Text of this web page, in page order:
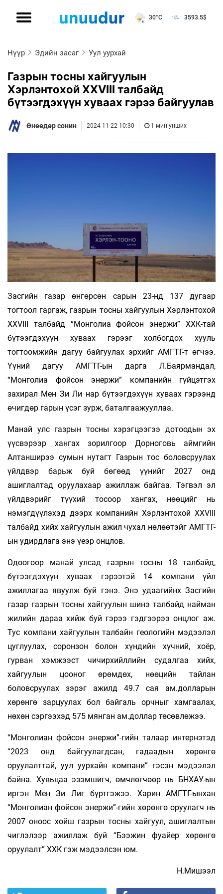
30°C 3593.5$
Нүүр Эдийн засаг Уул уурхай
Газрын тосны хайгуулын
Хэрлэнтохой XXVIII талбайд
бүтээгдэхүүн хуваах гэрээ байгуулав
Өнөөдөр сонин 2024-11-22 10:30 1 мин унших
Засгийн газар өнгөрсөн сарын 23-нд 137 дугаар
тогтоол гаргаж, газрын тосны хайгуулын Хэрлэнтохой
XXVIII талбайд “Монголиа фойсон энержи” ХХК-тай
бүтээгдэхүүн хуваах гэрээг холбогдох хууль
тогтоомжийн дагуу байгуулах эрхийг АМГТГ-т өгчээ.
Үүний дагуу АМГТГ-ын дарга Л.Баярмандал,
“Монголиа фойсон энержи” компанийн гүйцэтгэх
захирал Мен Зи Ли нар бүтээгдэхүүн хуваах гэрээнд
өчигдөр гарын үсэг зурж, баталгаажууллаа.
Манай улс газрын тосны хэрэгцээгээ дотоодын эх
үүсвэрээр хангах зорилгоор Дорноговь аймгийн
Алтанширээ сумын нутагт Газрын тос боловсруулах
үйлдвэр барьж буй бөгөөд үүнийг 2027 онд
ашиглалтад оруулахаар ажиллаж байгаа. Тэгвэл эл
үйлдвэрийг түүхий тосоор хангах, нөөцийг нь
нэмэгдүүлэхэд дээрх компанийн Хэрлэнтохой XXVIII
талбайд хийх хайгуулын ажил чухал нөлөөтэйг АМГТГ-
ын удирдлага энэ үеэр онцлов.
Одоогоор манай улсад газрын тосны 18 талбайд,
бүтээгдэхүүн хуваах гэрээтэй 14 компани үйл
ажиллагаа явуулж буй гэнэ. Энэ удаагийнх Засгийн
газар газрын тосны хайгуулын шинэ талбайд найман
жилийн дараа хийж буй гэрээ гэдгээрээ онцлог аж.
Тус компани хайгуулын талбайн геологийн мэдээлэл
цуглуулах, соронзон болон хүндийн хүчний, хоёр,
гурван хэмжээст чичирхийллийн судалгаа хийх,
хайгуулын цооног өрөмдөх, нөөцийн тайлан
боловсруулах зэрэг ажилд 49.7 сая ам.долларын
хөрөнгө зарцуулах бол байгаль орчныг хамгаалах,
нөхөн сэргээхэд 575 мянган ам.доллар төсөвлөжээ.
“Монголиан фойсон энержи”-гийн талаар интернэтэд
“2023 онд байгуулагдсан, гадаадын хөрөнгө
оруулалттай, уул уурхайн компани” гэсэн мэдээлэл
байна. Хувьцаа эзэмшигч, өмчлөгчөөр нь БНХАУ-ын
иргэн Мен Зи Лиг бүртгэжээ. Харин АМГТГ-ынхан
“Монголиан фойсон энержи”-гийн хөрөнгө оруулагч нь
2007 оноос хойш газрын тосны хайгуул, ашиглалтын
чиглэлээр ажиллаж буй “Бээжин фуайер хөрөнгө
оруулалт” ХХК гэж мэдээлсэн юм.
Н.Мишээл